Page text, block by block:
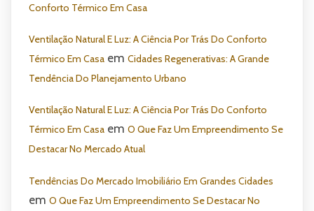
Conforto Térmico Em Casa
Ventilação Natural E Luz: A Ciência Por Trás Do Conforto
Térmico Em Casa em Cidades Regenerativas: A Grande
Tendência Do Planejamento Urbano
Ventilação Natural E Luz: A Ciência Por Trás Do Conforto
Térmico Em Casa em O Que Faz Um Empreendimento Se
Destacar No Mercado Atual
Tendências Do Mercado Imobiliário Em Grandes Cidades
em O Que Faz Um Empreendimento Se Destacar No